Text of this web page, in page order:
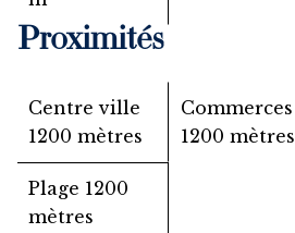
Proximités
Centre ville
1200 mètres
Commerces
1200 mètres
Plage 1200
mètres